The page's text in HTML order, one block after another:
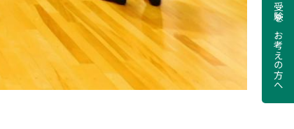
受験をお考えの方へ